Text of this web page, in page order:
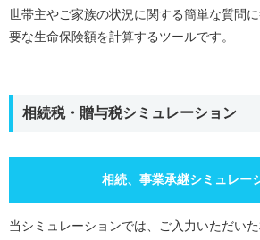
世帯主やご家族の状況に関する簡単な質問
要な生命保険額を計算するツールです。
相続税・贈与税シミュレーション
相続、事業承継シミュレー
当シミュレーションでは、ご入力いただいた